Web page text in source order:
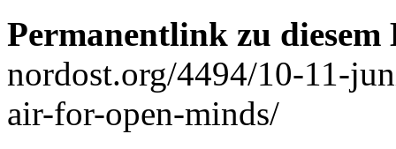
Permanentlink zu
nordost.org/4494/10-11-
air-for-open-minds/